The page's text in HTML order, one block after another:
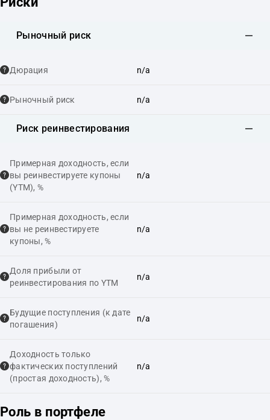
Рыночный риск
Дюрация n/a
Рыночный риск n/a
Риск реинвестирования
Примерная доходность, если
вы реинвестируете купоны
(YTM), %
n/a
Примерная доходность, если
вы не реинвестируете
купоны, %
n/a
Доля прибыли от
реинвестирования по YTM
n/a
Будущие поступления (к дате
погашения)
n/a
Доходность только
фактических поступлений
(простая доходность), %
n/a
Роль в портфеле